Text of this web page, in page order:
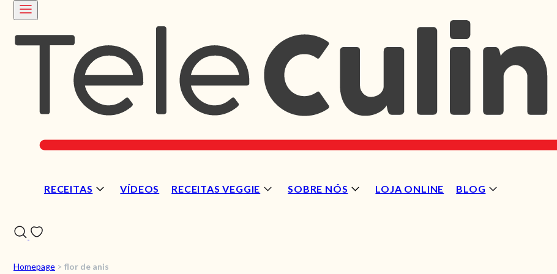
RECEITAS VÍDEOS RECEITAS VEGGIE SOBRE NÓS LOJA ONLINE BLOG
Homepage > flor de anis